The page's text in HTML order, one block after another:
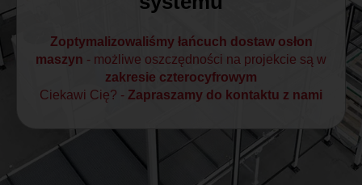
Zoptymalizowaliśmy łańcuch dostaw osłon
maszyn - możliwe oszczędności na projekcie są w
zakresie czterocyfrowym
Ciekawi Cię? - Zapraszamy do kontaktu z nami